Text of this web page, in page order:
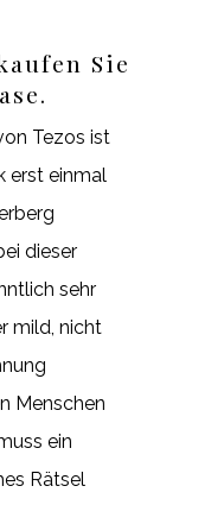
Sie
Tezos ist
erst einmal
dieser
sehr
mild, nicht
Menschen
ein
Rätsel